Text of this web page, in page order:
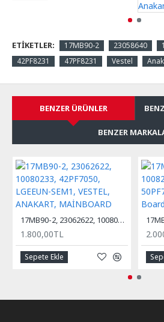
ETIKETLER: 17MB90-2 23058640
42PF8231
47PF8231 Vestel
BENZER ÜRÜNLER
BENZER
17MB90-2, 23062622, 10080233, 42PF7050, LGEEUN-SEM1, VESTEL, ANAKART, MAİNBOARD
1.800,00TL
Sepete Ekle